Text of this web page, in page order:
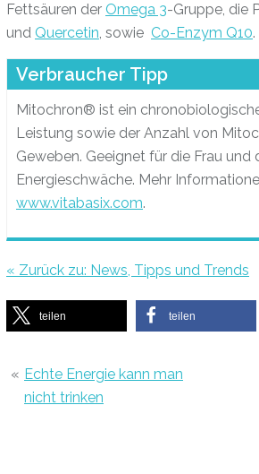
Fettsäuren der Omega 3-Gruppe, die
und Quercetin, sowie Co-Enzym Q10.
Verbraucher Tipp
Mitochron® ist ein
Leistung sowie der Anzahl von
Geweben. Geeignet für die Frau und
Energieschwäche. Mehr
www.vitabasix.com.
« Zurück zu: News, Tipps und Trends
teilen teilen
« Echte Energie kann man
nicht trinken